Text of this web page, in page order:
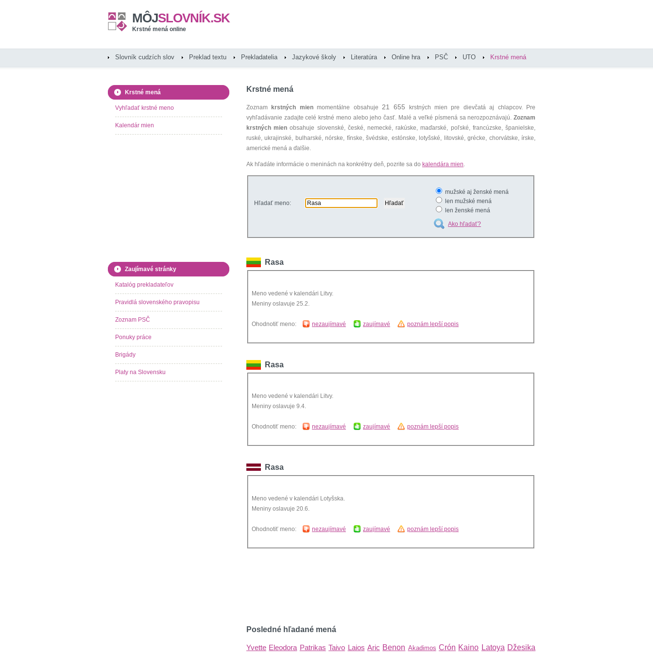
MÔJSLOVNÍK.SK
Krstné mená online
Slovník cudzích slov Preklad textu Prekladatelia Jazykové školy Literatúra Online hra PSČ UTO Krstné mená
Krstné mená
Zoznam krstných mienmomentálne obsahuje 21 655 krstných mien pre dievčatá aj chlapcov. Pre
vyhľadávanie zadajte celé krstné meno alebo jeho časť. Malé a veľké písmená sa nerozpoznávajú. Zoznam
krstných mien obsahuje slovenské, české, nemecké, rakúske, maďarské, poľské, francúzske, španielske,
ruské, ukrajinské, bulharské, nórske, fínske, švédske, estónske, lotyšské, litovské, grécke, chorvátske, írske,
americké mená a ďalšie.
Ak hľadáte informácie o meninách na konkrétny deň, pozrite sa do kalendára mien.
Hľadať meno:
mužské aj ženské mená
len mužské mená
len ženské mená
Ako hľadať?
Rasa
Meno vedené v kalendári Litvy.
Meniny oslavuje 25.2.
Ohodnotiť meno: nezaujímavé zaujímavé poznám lepší popis
Rasa
Meno vedené v kalendári Litvy.
Meniny oslavuje 9.4.
Ohodnotiť meno: nezaujímavé zaujímavé poznám lepší popis
Rasa
Meno vedené v kalendári Lotyšska.
Meniny oslavuje 20.6.
Ohodnotiť meno: nezaujímavé zaujímavé poznám lepší popis
Posledné hľadané mená
Yvette Eleodora Patrikas Taivo Laios Aric Benon Akadimos Crón Kaino Latoya Džesika
Krstné mená
Vyhľadať krstné meno
Kalendár mien
Zaujímavé stránky
Katalóg prekladateľov
Pravidlá slovenského pravopisu
Zoznam PSČ
Ponuky práce
Brigády
Platy na Slovensku